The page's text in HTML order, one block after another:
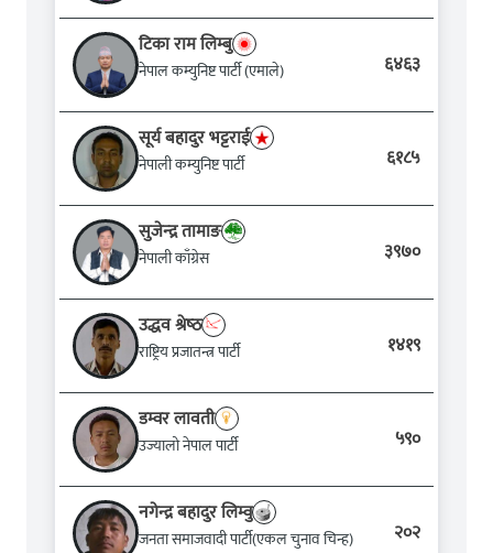
टिका राम लिम्बु
नेपाल कम्युनिष्ट पार्टी (एमाले) ६४६३
सूर्य बहादुर भट्टराई
नेपाली कम्युनिष्ट पार्टी ६१८५
सुजेन्‍द्र तामाङ
नेपाली काँग्रेस ३९७०
उद्धव श्रेष्‍ठ
राष्ट्रिय प्रजातन्त्र पार्टी १४१९
डम्वर लावती
उज्यालो नेपाल पार्टी ५९०
नगेन्द्र बहादुर लिम्वु
जनता समाजवादी पार्टी(एकल चुनाव चिन्ह) २०२